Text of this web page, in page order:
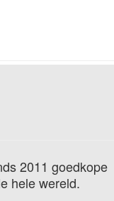
2011 goedkope
hele wereld.